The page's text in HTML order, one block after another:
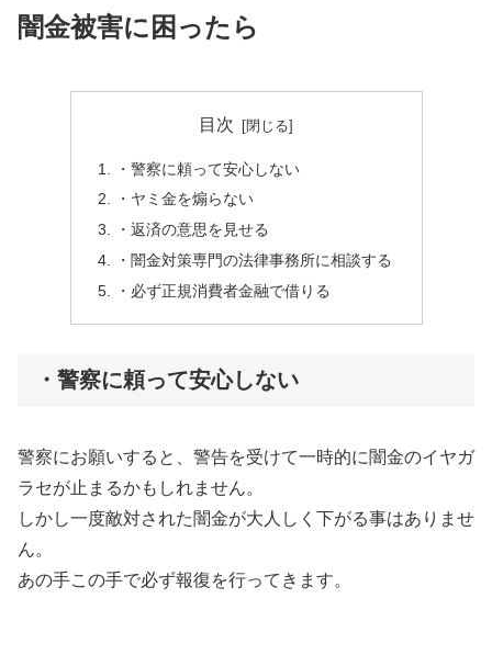
闇金被害に困ったら
目次
・警察に頼って安心しない
・ヤミ金を煽らない
・返済の意思を見せる
・闇金対策専門の法律事務所に相談する
・必ず正規消費者金融で借りる
・警察に頼って安心しない
警察にお願いすると、警告を受けて一時的に闇金のイヤガ
ラセが止まるかもしれません。
しかし一度敵対された闇金が大人しく下がる事はありませ
ん。
あの手この手で必ず報復を行ってきます。